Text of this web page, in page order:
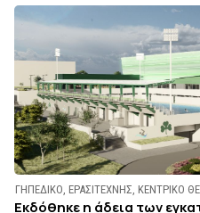
ΓΗΠΕΔΙΚΟ, ΕΡΑΣΙΤΕΧΝΗΣ, ΚΕΝΤΡΙΚΟ
Εκδόθηκε η άδεια των